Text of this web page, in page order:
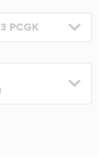
PCGK